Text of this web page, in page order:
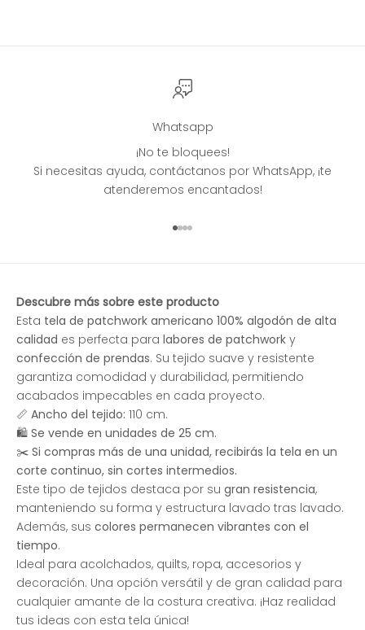
Whatsapp
¡No te bloquees!
Si necesitas ayuda, contáctanos por WhatsApp, ¡te
atenderemos encantados!
Ir al artículo 1
Ir al artículo 2
Ir al artículo 3
Ir al artículo 4
Descubre más sobre este producto
Esta tela de patchwork americano 100% algodón de alta
calidad es perfecta para labores de patchwork y
confección de prendas. Su tejido suave y resistente
garantiza comodidad y durabilidad, permitiendo
acabados impecables en cada proyecto.
📏 Ancho del tejido: 110 cm.
🛍 Se vende en unidades de 25 cm.
✂️ Si compras más de una unidad, recibirás la tela en un
corte continuo, sin cortes intermedios.
Este tipo de tejidos destaca por su gran resistencia,
manteniendo su forma y estructura lavado tras lavado.
Además, sus colores permanecen vibrantes con el
tiempo.
Ideal para acolchados, quilts, ropa, accesorios y
decoración. Una opción versátil y de gran calidad para
cualquier amante de la costura creativa. ¡Haz realidad
tus ideas con esta tela única!